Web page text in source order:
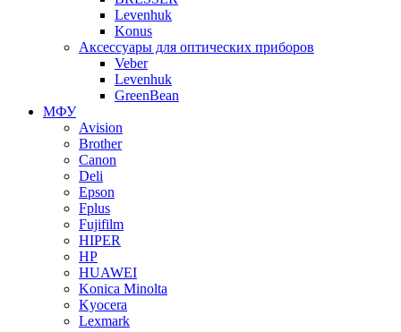
Levenhuk
Konus
Аксессуары для оптических приборов
Veber
Levenhuk
GreenBean
МФУ
Avision
Brother
Canon
Deli
Epson
Fplus
Fujifilm
HIPER
HP
HUAWEI
Konica Minolta
Kyocera
Lexmark